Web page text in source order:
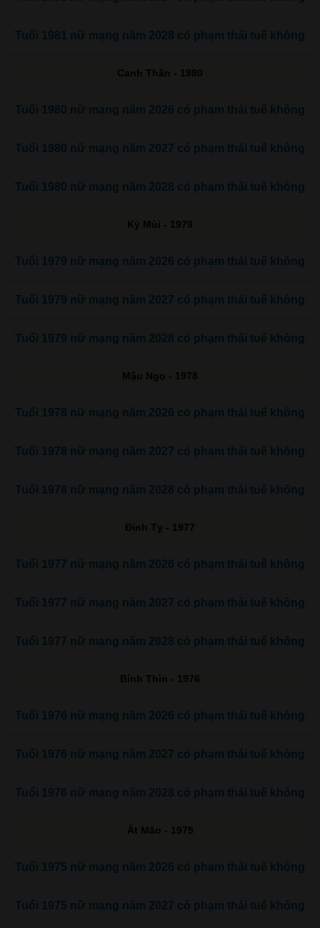
Tuổi 1981 nữ mạng năm 2028 có phạm thái tuế không
Canh Thân - 1980
Tuổi 1980 nữ mạng năm 2026 có phạm thái tuế không
Tuổi 1980 nữ mạng năm 2027 có phạm thái tuế không
Tuổi 1980 nữ mạng năm 2028 có phạm thái tuế không
Kỷ Mùi - 1979
Tuổi 1979 nữ mạng năm 2026 có phạm thái tuế không
Tuổi 1979 nữ mạng năm 2027 có phạm thái tuế không
Tuổi 1979 nữ mạng năm 2028 có phạm thái tuế không
Mậu Ngọ - 1978
Tuổi 1978 nữ mạng năm 2026 có phạm thái tuế không
Tuổi 1978 nữ mạng năm 2027 có phạm thái tuế không
Tuổi 1978 nữ mạng năm 2028 có phạm thái tuế không
Đinh Tỵ - 1977
Tuổi 1977 nữ mạng năm 2026 có phạm thái tuế không
Tuổi 1977 nữ mạng năm 2027 có phạm thái tuế không
Tuổi 1977 nữ mạng năm 2028 có phạm thái tuế không
Bính Thìn - 1976
Tuổi 1976 nữ mạng năm 2026 có phạm thái tuế không
Tuổi 1976 nữ mạng năm 2027 có phạm thái tuế không
Tuổi 1976 nữ mạng năm 2028 có phạm thái tuế không
Ất Mão - 1975
Tuổi 1975 nữ mạng năm 2026 có phạm thái tuế không
Tuổi 1975 nữ mạng năm 2027 có phạm thái tuế không